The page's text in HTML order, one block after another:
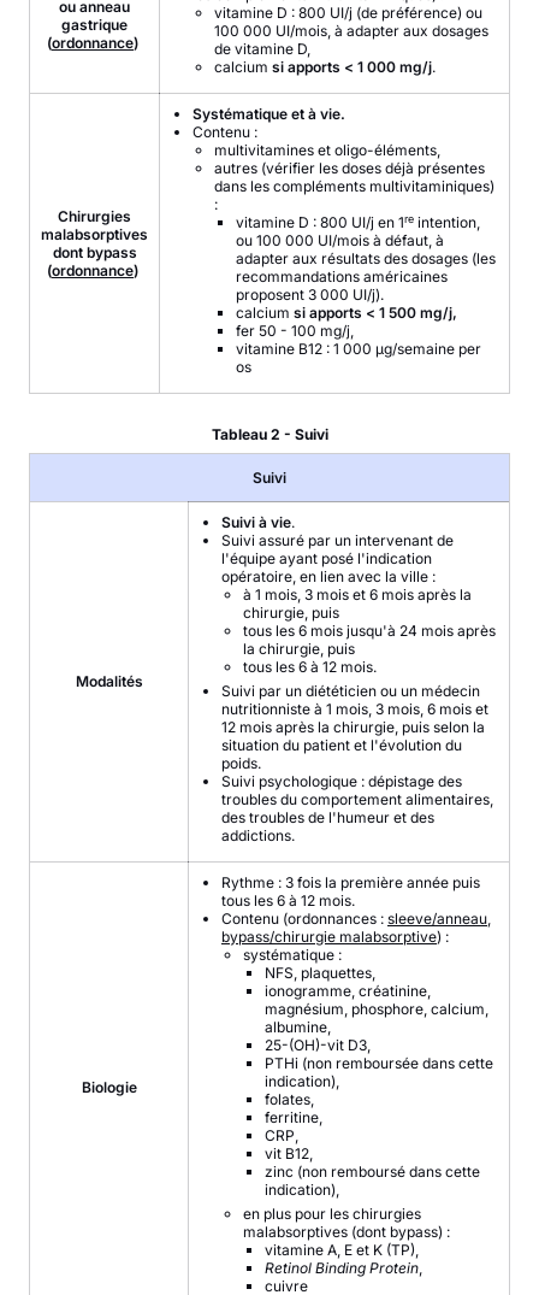
ou anneau
gastrique
(ordonnance)
vitamine D : 800 UI/j (de préférence) ou
100 000 UI/mois, à adapter aux dosages
de vitamine D,
calcium si apports < 1 000 mg/j.
Chirurgies
malabsorptives
dont bypass
(ordonnance)
Systématique et à vie.
Contenu :
multivitamines et oligo-éléments,
autres (vérifier les doses déjà présentes
dans les compléments multivitaminiques)
:
vitamine D : 800 UI/j en 1re intention,
ou 100 000 UI/mois à défaut, à
adapter aux résultats des dosages (les
recommandations américaines
proposent 3 000 UI/j).
calcium si apports < 1 500 mg/j,
fer 50 - 100 mg/j,
vitamine B12 : 1 000 µg/semaine per
os
Tableau 2 - Suivi
Suivi
Modalités
Suivi à vie.
Suivi assuré par un intervenant de
l'équipe ayant posé l'indication
opératoire, en lien avec la ville :
à 1 mois, 3 mois et 6 mois après la
chirurgie, puis
tous les 6 mois jusqu'à 24 mois après
la chirurgie, puis
tous les 6 à 12 mois.
Suivi par un diététicien ou un médecin
nutritionniste à 1 mois, 3 mois, 6 mois et
12 mois après la chirurgie, puis selon la
situation du patient et l'évolution du
poids.
Suivi psychologique : dépistage des
troubles du comportement alimentaires,
des troubles de l'humeur et des
addictions.
Biologie
Rythme : 3 fois la première année puis
tous les 6 à 12 mois.
Contenu (ordonnances : sleeve/anneau,
bypass/chirurgie malabsorptive) :
systématique :
NFS, plaquettes,
ionogramme, créatinine,
magnésium, phosphore, calcium,
albumine,
25-(OH)-vit D3,
PTHi (non remboursée dans cette
indication),
folates,
ferritine,
CRP,
vit B12,
zinc (non remboursé dans cette
indication),
en plus pour les chirurgies
malabsorptives (dont bypass) :
vitamine A, E et K (TP),
Retinol Binding Protein,
cuivre